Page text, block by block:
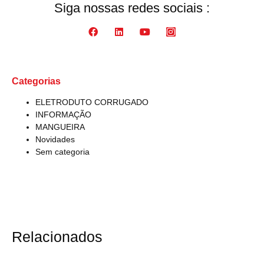
Siga nossas redes sociais :​
Categorias
ELETRODUTO CORRUGADO
INFORMAÇÃO
MANGUEIRA
Novidades
Sem categoria
Relacionados